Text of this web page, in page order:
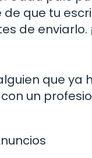
que tu
de
que
un